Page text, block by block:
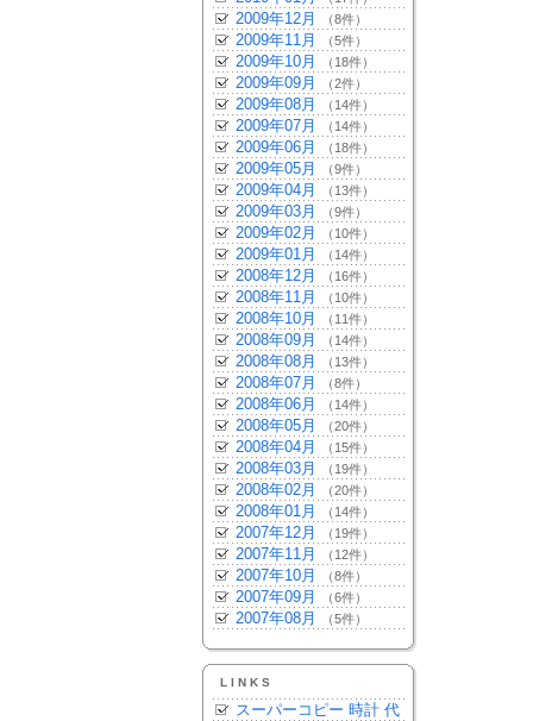
2009年12月 （8件）
2009年11月 （5件）
2009年10月 （18件）
2009年09月 （2件）
2009年08月 （14件）
2009年07月 （14件）
2009年06月 （18件）
2009年05月 （9件）
2009年04月 （13件）
2009年03月 （9件）
2009年02月 （10件）
2009年01月 （14件）
2008年12月 （16件）
2008年11月 （10件）
2008年10月 （11件）
2008年09月 （14件）
2008年08月 （13件）
2008年07月 （8件）
2008年06月 （14件）
2008年05月 （20件）
2008年04月 （15件）
2008年03月 （19件）
2008年02月 （20件）
2008年01月 （14件）
2007年12月 （19件）
2007年11月 （12件）
2007年10月 （8件）
2007年09月 （6件）
2007年08月 （5件）
LINKS
スーパーコピー 時計 代